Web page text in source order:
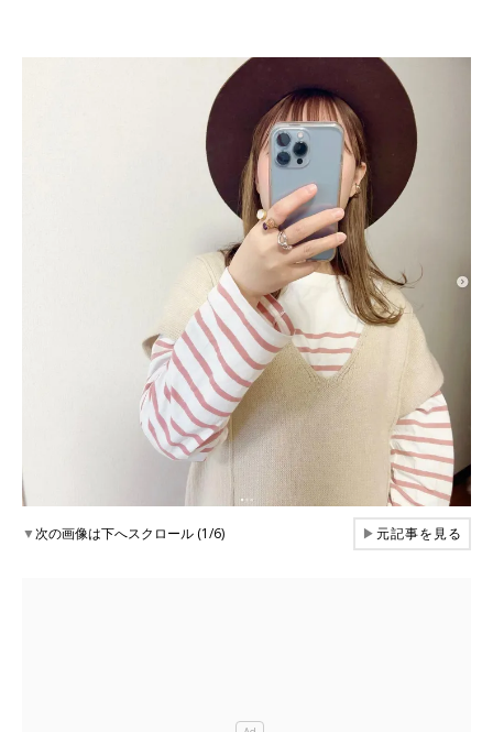
▼次の画像は下へスクロール (1/6) ▶元記事を見る